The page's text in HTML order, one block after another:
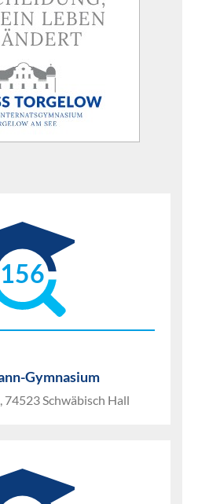
156
Gymnasium
74523 Schwäbisch Hall